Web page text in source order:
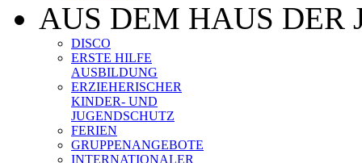
AUS DEM HAUS DER
DISCO
ERSTE HILFE
AUSBILDUNG
ERZIEHERISCHER
KINDER- UND
JUGENDSCHUTZ
FERIEN
GRUPPENANGEBOTE
INTERNATIONALER